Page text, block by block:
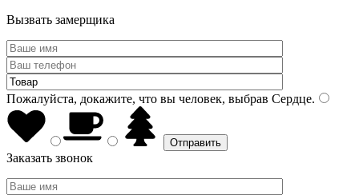
Вызвать замерщика
Пожалуйста, докажите, что вы человек, выбрав Сердце.
Заказать звонок